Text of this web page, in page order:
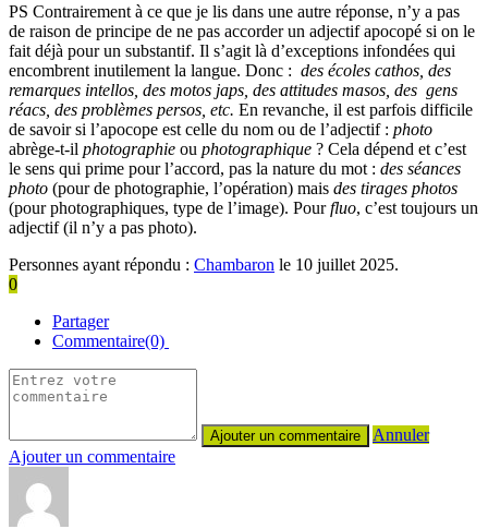
PS Contrairement à ce que je lis dans une autre réponse, n’y a pas
de raison de principe de ne pas accorder un adjectif apocopé si on le
fait déjà pour un substantif. Il s’agit là d’exceptions infondées qui
encombrent inutilement la langue. Donc : des écoles cathos, des
remarques intellos, des motos japs, des attitudes masos, des gens
réacs, des problèmes persos, etc. En revanche, il est parfois difficile
de savoir si l’apocope est celle du nom ou de l’adjectif : photo
abrège-t-il photographie ou photographique ? Cela dépend et c’est
le sens qui prime pour l’accord, pas la nature du mot : des séances
photo (pour de photographie, l’opération) mais des tirages photos
(pour photographiques, type de l’image). Pourfluo, c’est toujours un
adjectif (il n’y a pas photo).
Personnes ayant répondu : Chambaron le 10 juillet 2025.
0
Partager
Commentaire(0)
Annuler
Ajouter un commentaire